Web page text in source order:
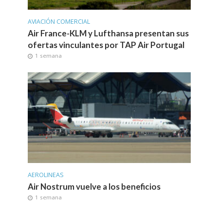
AVIACIÓN COMERCIAL
Air France-KLM y Lufthansa presentan sus
ofertas vinculantes por TAP Air Portugal
1 semana
AEROLINEAS
Air Nostrum vuelve a los beneficios
1 semana